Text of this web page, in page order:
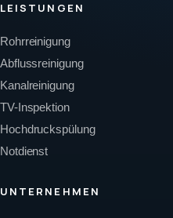
LEISTUNGEN
Rohrreinigung
Abflussreinigung
Kanalreinigung
TV-Inspektion
Hochdruckspülung
Notdienst
UNTERNEHMEN